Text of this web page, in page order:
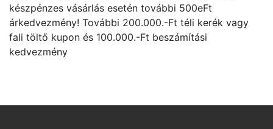
készpénzes vásárlás esetén további 500eFt
árkedvezmény! További 200.000.-Ft téli kerék vagy
fali töltő kupon és 100.000.-Ft beszámítási
kedvezmény